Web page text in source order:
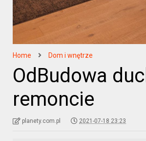
Home Dom i wnętrze
OdBudowa
remoncie
planety.com.pl 2021-07-18 23:23